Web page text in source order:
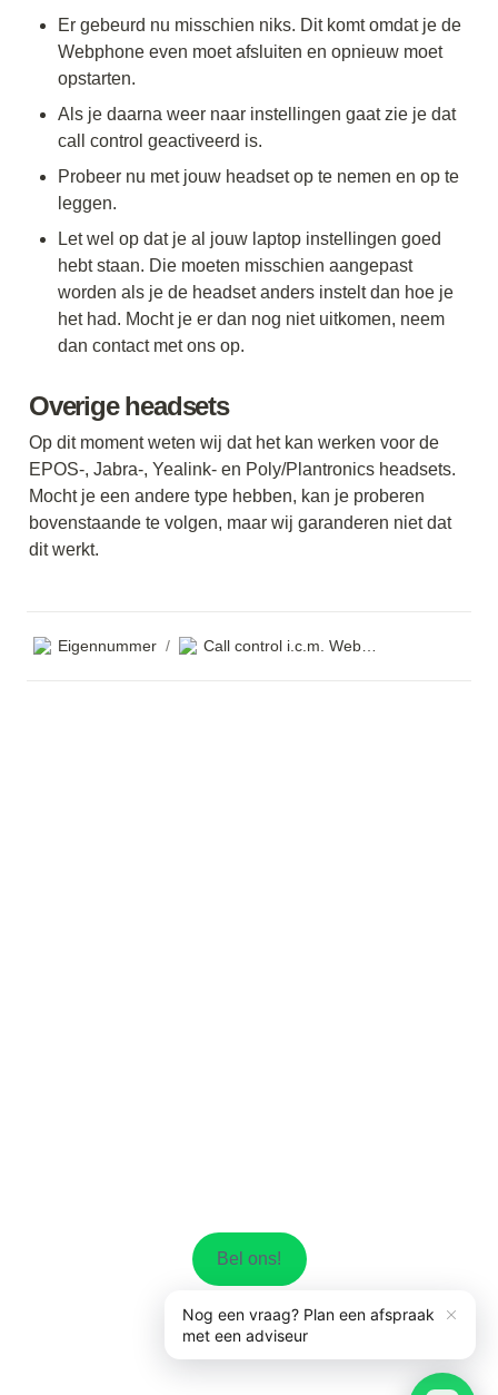
Er gebeurd nu misschien niks. Dit komt omdat je de
Webphone even moet afsluiten en opnieuw moet
opstarten.
Als je daarna weer naar instellingen gaat zie je dat
call control geactiveerd is.
Probeer nu met jouw headset op te nemen en op te
leggen.
Let wel op dat je al jouw laptop instellingen goed
hebt staan. Die moeten misschien aangepast
worden als je de headset anders instelt dan hoe je
het had. Mocht je er dan nog niet uitkomen, neem
dan contact met ons op.
Overige headsets
Op dit moment weten wij dat het kan werken voor de
EPOS-, Jabra-, Yealink- en Poly/Plantronics headsets.
Mocht je een andere type hebben, kan je proberen
bovenstaande te volgen, maar wij garanderen niet dat
dit werkt.
Eigennummer /
Bel ons!